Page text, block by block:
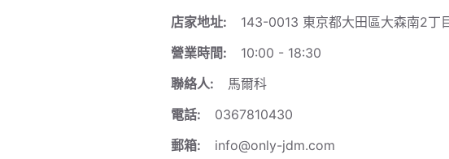
店家地址:
143-0013 東京都大田區大森南2丁
營業時間:
10:00 - 18:30
聯絡人:
馬爾科
電話:
0367810430
郵箱:
info@only-jdm.com